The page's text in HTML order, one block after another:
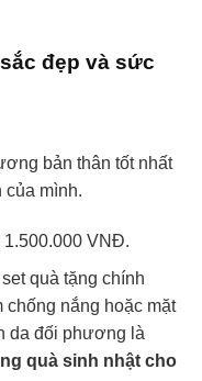
đẹp và sức
bản thân tốt nhất
của mình.
VNĐ.
quà tặng chính
chống nắng hoặc mặt
da đối phương là
quà sinh nhật cho